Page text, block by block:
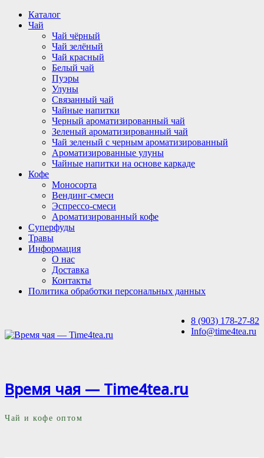
Перейти
содержимому
Каталог
Чай
Чай чёрный
Чай зелёный
Чай красный
Белый чай
Пуэры
Улуны
Связанный чай
Чайные напитки
Черный ароматизированный чай
Зеленый ароматизированный чай
Чай зеленый с черным ароматизированный
Ароматизированные улуны
Чайные напитки на основе каркаде
Кофе
Моносорта
Вендинг-смеси
Эспрессо-смеси
Ароматизированный кофе
Суперфуды
Травы
Информация
О нас
Доставка
Контакты
Политика обработки персональных данных
8 (903) 178-27-82
Info@time4tea.ru
Время чая — Time4tea.ru
Чай и кофе оптом